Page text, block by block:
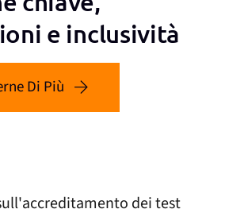
e inclusività
Di Più